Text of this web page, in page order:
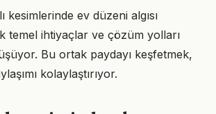
kesimlerinde ev düzeni algısı
temel ihtiyaçlar ve çözüm yolları
Bu ortak paydayı keşfetmek,
kolaylaştırıyor.